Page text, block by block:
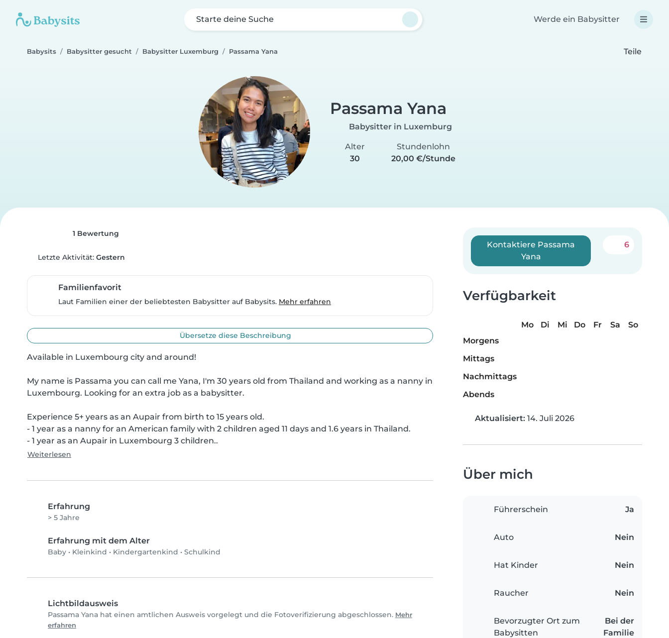
Starte deine Suche Werde ein Babysitter
Babysits Babysitter gesucht Babysitter Luxemburg Passama Yana Teile
Passama Yana
Babysitter in Luxemburg
Alter
30
Stundenlohn
20,00 €/Stunde
1 Bewertung
Letzte Aktivität: Gestern
Familienfavorit
Laut Familien einer der beliebtesten Babysitter auf Babysits. Mehr erfahren
Übersetze diese Beschreibung
Available in Luxembourg city and around!
My name is Passama you can call me Yana, I'm 30 years old from Thailand and working as a nanny in
Luxembourg. Looking for an extra job as a babysitter.
Experience 5+ years as an Aupair from birth to 15 years old.
- 1 year as a nanny for an American family with 2 children aged 11 days and 1.6 years in Thailand.
- 1 year as an Aupair in Luxembourg 3 children..
Weiterlesen
Erfahrung
> 5 Jahre
Erfahrung mit dem Alter
Baby • Kleinkind • Kindergartenkind • Schulkind
Lichtbildausweis
Passama Yana hat einen amtlichen Ausweis vorgelegt und die Fotoverifizierung abgeschlossen. Mehr
erfahren
Kontaktiere Passama
Yana
6
Verfügbarkeit
Mo Di Mi Do Fr Sa
So
Morgens
Mittags
Nachmittags
Abends
Aktualisiert: 14. Juli 2026
Über mich
Führerschein Ja
Auto Nein
Hat Kinder Nein
Raucher Nein
Bevorzugter Ort zum
Babysitten
Bei der
Familie